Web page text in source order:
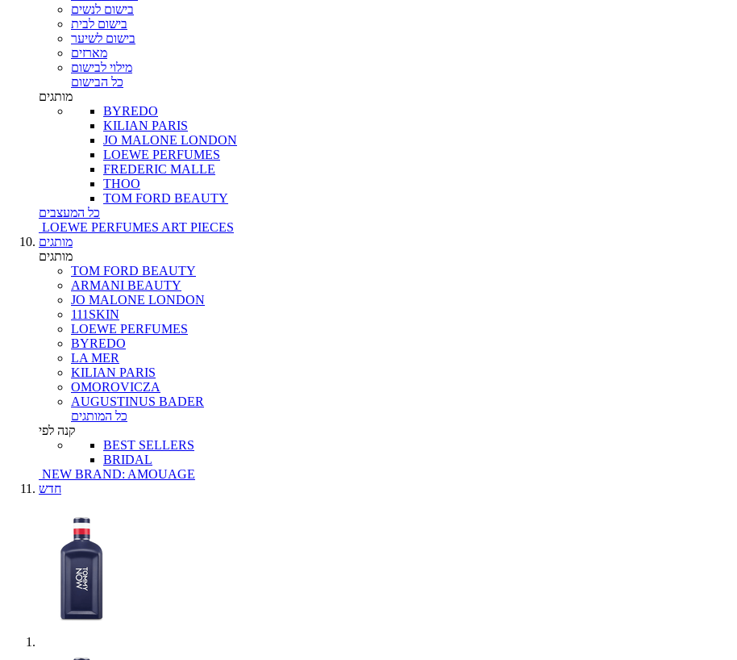
בישום לנשים
בישום לבית
בישום לשיער
מארזים
מילוי לבישום
כל הבישום
מותגים
BYREDO
KILIAN PARIS
JO MALONE LONDON
LOEWE PERFUMES
FREDERIC MALLE
THOO
TOM FORD BEAUTY
כל המעצבים
LOEWE PERFUMES ART PIECES
מותגים
מותגים
TOM FORD BEAUTY
ARMANI BEAUTY
JO MALONE LONDON
111SKIN
LOEWE PERFUMES
BYREDO
LA MER
KILIAN PARIS
OMOROVICZA
AUGUSTINUS BADER
כל המותגים
קנה לפי
BEST SELLERS
BRIDAL
NEW BRAND: AMOUAGE
חדש